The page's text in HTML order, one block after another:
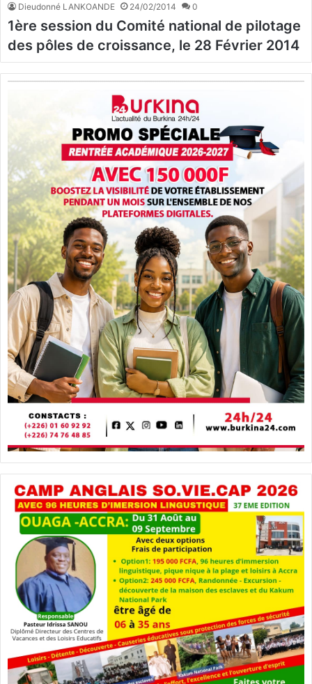
Dieudonné LANKOANDE 24/02/2014 0
1ère session du Comité national de pilotage
des pôles de croissance, le 28 Février 2014